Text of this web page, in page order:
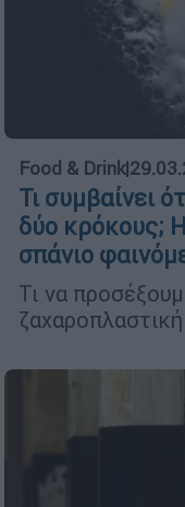
Food & Drink|
Τι συμβαίνει
δύο κρόκους;
σπάνιο
Τι να
ζαχαροπλαστική